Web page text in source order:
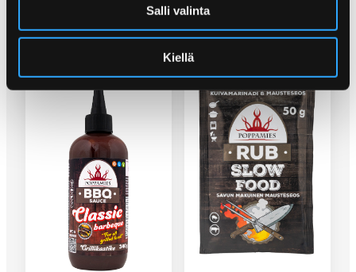
Salli valinta
Kiellä
CHERRY COLA BARBEQUE